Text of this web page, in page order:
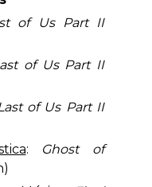
of Us Part II
of Us Part II
of Us Part II
: Ghost of